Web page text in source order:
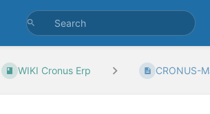
WIKI Cronus Erp CRONUS-